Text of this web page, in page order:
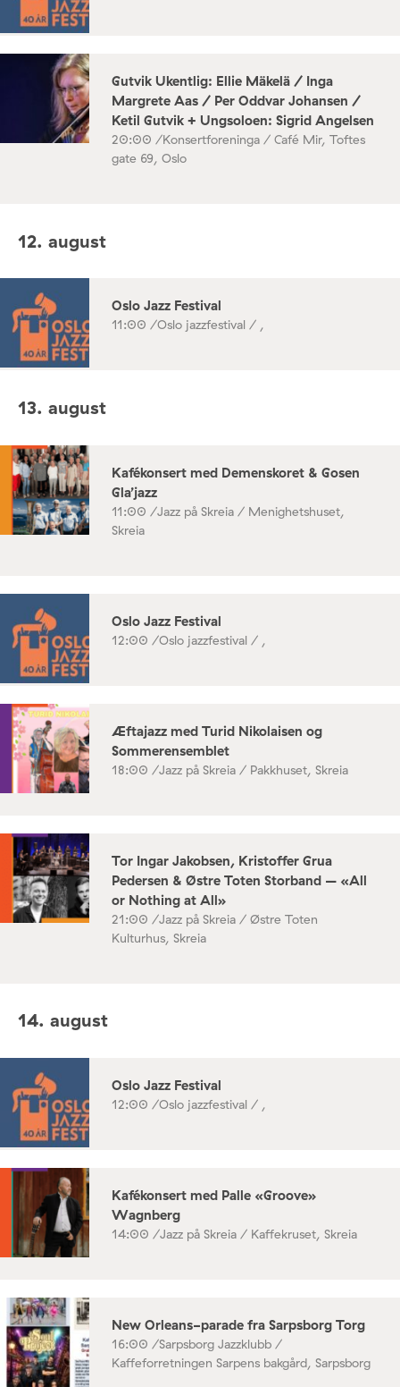
Gutvik Ukentlig: Ellie Mäkelä / Inga
Margrete Aas / Per Oddvar Johansen /
Ketil Gutvik + Ungsoloen: Sigrid Angelsen
20:00 /Konsertforeninga / Café Mir, Toftes
gate 69, Oslo
12. august
Oslo Jazz Festival
11:00 /Oslo jazzfestival / ,
13. august
Kafékonsert med Demenskoret & Gosen
Gla’jazz
11:00 /Jazz på Skreia / Menighetshuset,
Skreia
Oslo Jazz Festival
12:00 /Oslo jazzfestival / ,
Æftajazz med Turid Nikolaisen og
Sommerensemblet
18:00 /Jazz på Skreia / Pakkhuset, Skreia
Tor Ingar Jakobsen, Kristoffer Grua
Pedersen & Østre Toten Storband – «All
or Nothing at All»
21:00 /Jazz på Skreia / Østre Toten
Kulturhus, Skreia
14. august
Oslo Jazz Festival
12:00 /Oslo jazzfestival / ,
Kafékonsert med Palle «Groove»
Wagnberg
14:00 /Jazz på Skreia / Kaffekruset, Skreia
New Orleans-parade fra Sarpsborg Torg
16:00 /Sarpsborg Jazzklubb /
Kaffeforretningen Sarpens bakgård, Sarpsborg